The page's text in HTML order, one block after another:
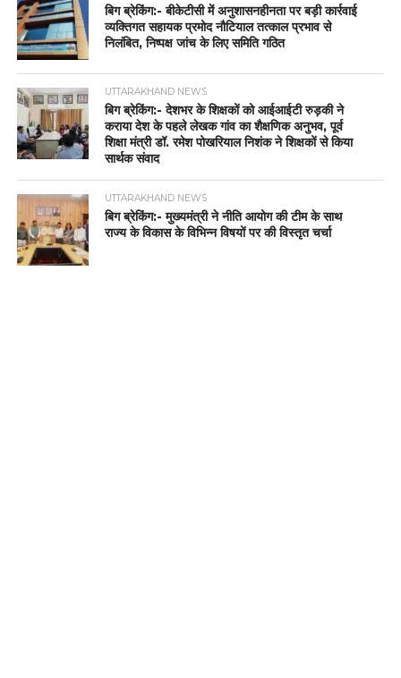
बिग ब्रेकिंग:- बीकेटीसी में अनुशासनहीनता पर बड़ी कार्रवाई
व्यक्तिगत सहायक प्रमोद नौटियाल तत्काल प्रभाव से
निलंबित, निष्पक्ष जांच के लिए समिति गठित
UTTARAKHAND NEWS
बिग ब्रेकिंग:- देशभर के शिक्षकों को आईआईटी रुड़की ने
कराया देश के पहले लेखक गांव का शैक्षणिक अनुभव, पूर्व
शिक्षा मंत्री डॉ. रमेश पोखरियाल निशंक ने शिक्षकों से किया
सार्थक संवाद
UTTARAKHAND NEWS
बिग ब्रेकिंग:- मुख्यमंत्री ने नीति आयोग की टीम के साथ
राज्य के विकास के विभिन्न विषयों पर की विस्तृत चर्चा